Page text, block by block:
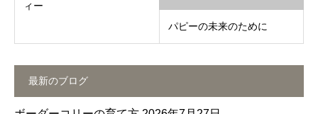
ィー
パピーの未来のために
最新のブログ